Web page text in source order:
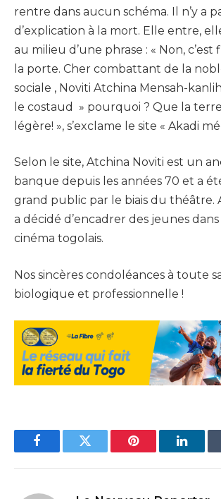
rentre dans aucun schéma. Il n’y a
d’explication à la mort. Elle entre,
au milieu d’une phrase : « Non, c’est
la porte. Cher combattant de la
sociale , Noviti Atchina Mensah-
le costaud » pourquoi ? Que la
légère! », s’exclame le site « Akadi
Selon le site, Atchina Noviti est un
banque depuis les années 70 et a
grand public par le biais du théâtre.
a décidé d’encadrer des jeunes
cinéma togolais.
Nos sincères condoléances à toute
biologique et professionnelle !
FacebookTwitter Pinterest